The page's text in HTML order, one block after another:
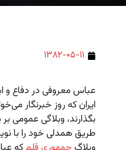
۱۳۸۲-۰۵-۱۱
عباس معروفی در دفاع و
ایران که روز خبرنگار
بگذارند، وبلاگی عمومی
طریق همدلی خود را با